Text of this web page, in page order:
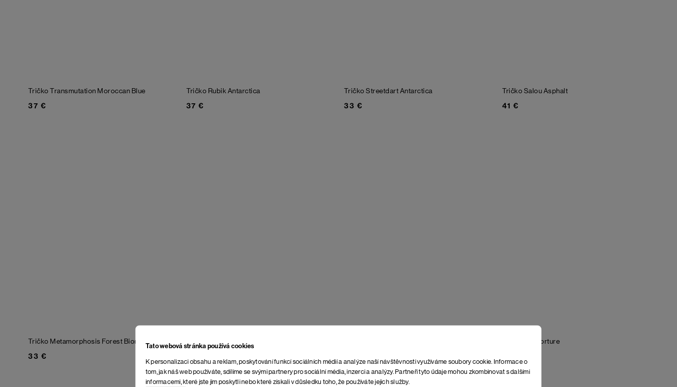
Tato webová stránka používá cookies
K personalizaci obsahu a reklam, poskytování funkcí sociálních médií a analýze naší návštěvnosti využíváme soubory cookie. Informace o
tom, jak náš web používáte, sdílíme se svými partnery pro sociální média, inzerci a analýzy. Partneři tyto údaje mohou zkombinovat s dalšími
informacemi, které jste jim poskytli nebo které získali v důsledku toho, že používáte jejich služby.
Tričko Transmutation Moroccan Blue
37 €
Tričko Rubik Antarctica
37 €
Tričko StreetdartAntarctica
33 €
Tričko SalouAsphalt
41 €
Tričko Metamorphosis Forest Biome
33 €
Tričko Fututorture